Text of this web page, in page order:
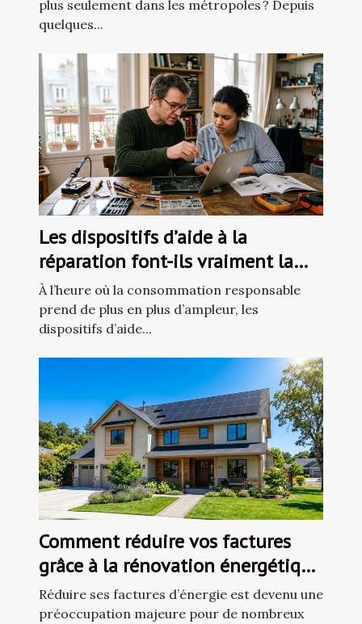
plus seulement dans les métropoles ? Depuis
quelques...
Les dispositifs d’aide à la
réparation font-ils vraiment la
différence
À l’heure où la consommation responsable
prend de plus en plus d’ampleur, les
dispositifs d’aide...
Comment réduire vos factures
grâce à la rénovation énergétique
?
Réduire ses factures d’énergie est devenu une
préoccupation majeure pour de nombreux